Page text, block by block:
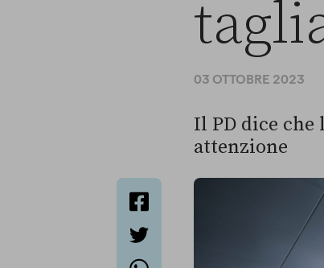
03 OTTOBRE 2023
Il PD dice
attenzione